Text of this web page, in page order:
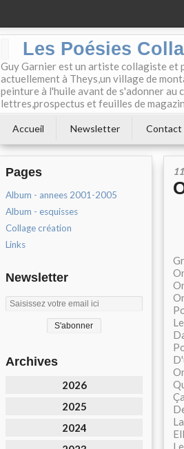
Les Poésies
Guy Garnier est un artiste collagiste et
actuellement à Theys,un village de
peinture à l'huile avant de s'adonner au
lettres,prospectus et feuilles de
Accueil Newsletter Contact
Pages
Album - annees 2001-2005
Album - esquisses
Collage création
Links
Newsletter
Archives
2026
2025
2024